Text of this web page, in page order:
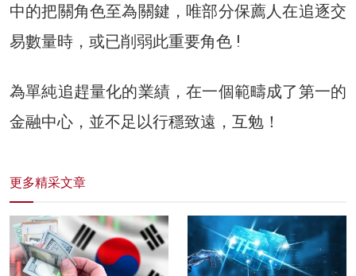
中的把關角色至為關鍵，唯部分保薦人在追逐交
易數量時，或已削弱此重要角色 !
為單純追趕量化的業績，在一個範疇成了第一的
金融中心，並不足以行穩致遠，互勉！
更多精采文章